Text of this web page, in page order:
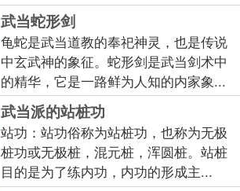
武当蛇形剑
龟蛇是武当道教的奉祀神灵，也是传说
中玄武神的象征。蛇形剑是武当剑术中
的精华，它是一路鲜为人知的内家象...
武当派的站桩功
站功：站功俗称为站桩功，也称为无极
桩功或无极桩，混元桩，浑圆桩。站桩
目的是为了练内功，内功的形成主...